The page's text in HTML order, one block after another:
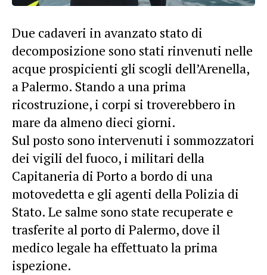
Due cadaveri in avanzato stato di
decomposizione sono stati rinvenuti nelle
acque prospicienti gli scogli dell’Arenella,
a Palermo. Stando a una prima
ricostruzione, i corpi si troverebbero in
mare da almeno dieci giorni.
Sul posto sono intervenuti i sommozzatori
dei vigili del fuoco, i militari della
Capitaneria di Porto a bordo di una
motovedetta e gli agenti della Polizia di
Stato. Le salme sono state recuperate e
trasferite al porto di Palermo, dove il
medico legale ha effettuato la prima
ispezione.